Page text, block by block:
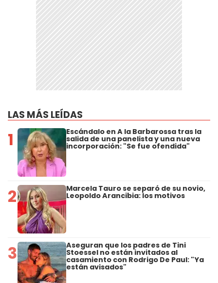
LAS MÁS LEÍDAS
1 Escándalo en A la Barbarossa tras la
salida de una panelista y una nueva
incorporación: "Se fue ofendida"
2 Marcela Tauro se separó de su novio,
Leopoldo Arancibia: los motivos
3 Aseguran que los padres de Tini
Stoessel no están invitados al
casamiento con Rodrigo De Paul: "Ya
están avisados"